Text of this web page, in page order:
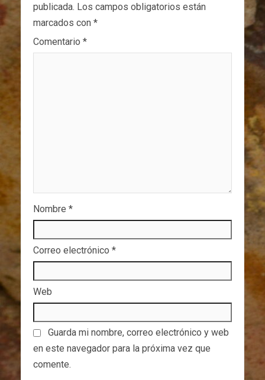
publicada. Los campos obligatorios están
marcados con *
Comentario *
Nombre *
Correo electrónico *
Web
Guarda mi nombre, correo electrónico y web
en este navegador para la próxima vez que
comente.